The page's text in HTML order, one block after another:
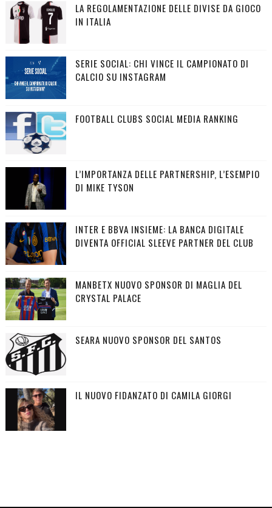
LA REGOLAMENTAZIONE DELLE DIVISE DA GIOCO
IN ITALIA
SERIE SOCIAL: CHI VINCE IL CAMPIONATO DI
CALCIO SU INSTAGRAM
FOOTBALL CLUBS SOCIAL MEDIA RANKING
L’IMPORTANZA DELLE PARTNERSHIP, L’ESEMPIO
DI MIKE TYSON
INTER E BBVA INSIEME: LA BANCA DIGITALE
DIVENTA OFFICIAL SLEEVE PARTNER DEL CLUB
MANBETX NUOVO SPONSOR DI MAGLIA DEL
CRYSTAL PALACE
SEARA NUOVO SPONSOR DEL SANTOS
IL NUOVO FIDANZATO DI CAMILA GIORGI